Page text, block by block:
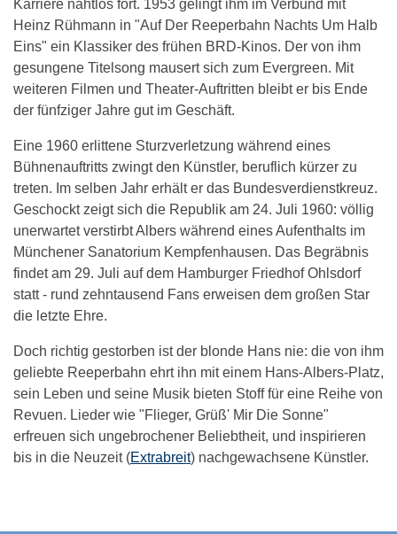
Karriere nahtlos fort. 1953 gelingt ihm im Verbund mit
Heinz Rühmann in "Auf Der Reeperbahn Nachts Um Halb
Eins" ein Klassiker des frühen BRD-Kinos. Der von ihm
gesungene Titelsong mausert sich zum Evergreen. Mit
weiteren Filmen und Theater-Auftritten bleibt er bis Ende
der fünfziger Jahre gut im Geschäft.
Eine 1960 erlittene Sturzverletzung während eines
Bühnenauftritts zwingt den Künstler, beruflich kürzer zu
treten. Im selben Jahr erhält er das Bundesverdienstkreuz.
Geschockt zeigt sich die Republik am 24. Juli 1960: völlig
unerwartet verstirbt Albers während eines Aufenthalts im
Münchener Sanatorium Kempfenhausen. Das Begräbnis
findet am 29. Juli auf dem Hamburger Friedhof Ohlsdorf
statt - rund zehntausend Fans erweisen dem großen Star
die letzte Ehre.
Doch richtig gestorben ist der blonde Hans nie: die von ihm
geliebte Reeperbahn ehrt ihn mit einem Hans-Albers-Platz,
sein Leben und seine Musik bieten Stoff für eine Reihe von
Revuen. Lieder wie "Flieger, Grüß' Mir Die Sonne"
erfreuen sich ungebrochener Beliebtheit, und inspirieren
bis in die Neuzeit (Extrabreit) nachgewachsene Künstler.